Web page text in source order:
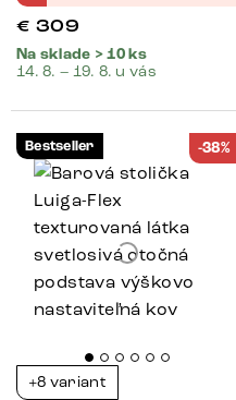
€ 309
Na sklade > 10 ks
14. 8. – 19. 8. u vás
Bestseller -38%
+8 variant